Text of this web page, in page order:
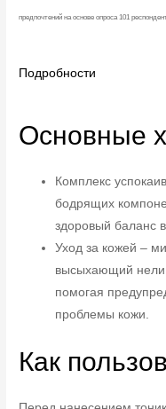
предпочтений на основе опроса 101
Подробности
Основные
Комплекс
бодрящих
здоровый баланс
Уход за кожей –
высыхающий
помогая
проблемы кожи.
Как